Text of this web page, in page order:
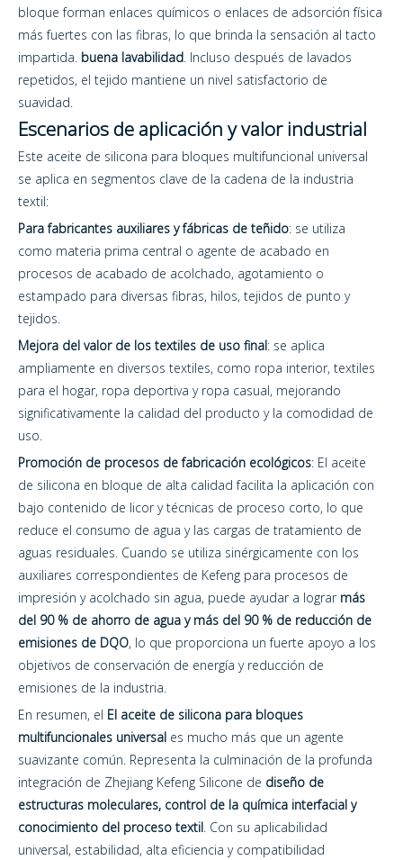
bloque forman enlaces químicos o enlaces de adsorción física
más fuertes con las fibras, lo que brinda la sensación al tacto
impartida. buena lavabilidad. Incluso después de lavados
repetidos, el tejido mantiene un nivel satisfactorio de
suavidad.
Escenarios de aplicación y valor industrial
Este aceite de silicona para bloques multifuncional universal
se aplica en segmentos clave de la cadena de la industria
textil:
Para fabricantes auxiliares y fábricas de teñido: se utiliza
como materia prima central o agente de acabado en
procesos de acabado de acolchado, agotamiento o
estampado para diversas fibras, hilos, tejidos de punto y
tejidos.
Mejora del valor de los textiles de uso final: se aplica
ampliamente en diversos textiles, como ropa interior, textiles
para el hogar, ropa deportiva y ropa casual, mejorando
significativamente la calidad del producto y la comodidad de
uso.
Promoción de procesos de fabricación ecológicos: El aceite
de silicona en bloque de alta calidad facilita la aplicación con
bajo contenido de licor y técnicas de proceso corto, lo que
reduce el consumo de agua y las cargas de tratamiento de
aguas residuales. Cuando se utiliza sinérgicamente con los
auxiliares correspondientes de Kefeng para procesos de
impresión y acolchado sin agua, puede ayudar a lograr más
del 90 % de ahorro de agua y más del 90 % de reducción de
emisiones de DQO, lo que proporciona un fuerte apoyo a los
objetivos de conservación de energía y reducción de
emisiones de la industria.
En resumen, el El aceite de silicona para bloques
multifuncionales universal es mucho más que un agente
suavizante común. Representa la culminación de la profunda
integración de Zhejiang Kefeng Silicone de diseño de
estructuras moleculares, control de la química interfacial y
conocimiento del proceso textil. Con su aplicabilidad
universal, estabilidad, alta eficiencia y compatibilidad